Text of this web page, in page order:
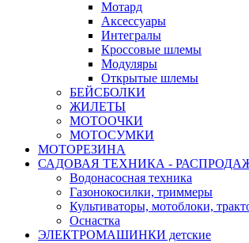
Мотард
Аксессуары
Интегралы
Кроссовые шлемы
Модуляры
Открытые шлемы
БЕЙСБОЛКИ
ЖИЛЕТЫ
МОТООЧКИ
МОТОСУМКИ
МОТОРЕЗИНА
САДОВАЯ ТЕХНИКА -
Водонасосная техника
Газонокосилки, триммеры
Культиваторы, мотоблоки,
Оснастка
ЭЛЕКТРОМАШИНКИ детские